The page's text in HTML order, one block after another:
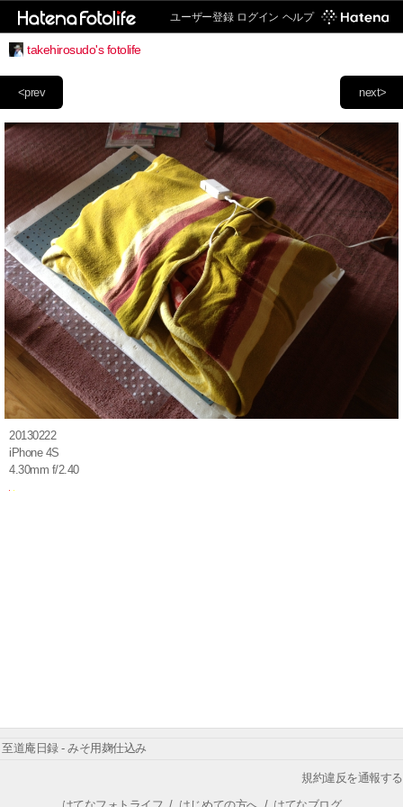
ユーザー登録 ログイン ヘルプ
takehirosudo's fotolife
next>
<prev
20130222
iPhone 4S
4.30mm f/2.40
至道庵日録 - みそ用麹仕込み
規約違反を通報する